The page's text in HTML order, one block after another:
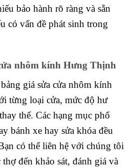
bảo hành rõ ràng và sẵn
có vấn đề phát sinh trong
nhôm kính Hưng Thịnh
giá sửa cửa nhôm kính
từng loại cửa, mức độ hư
thế. Các hạng mục phổ
bánh xe hay sửa khóa đều
có thể liên hệ với chúng tôi
đến khảo sát, đánh giá và